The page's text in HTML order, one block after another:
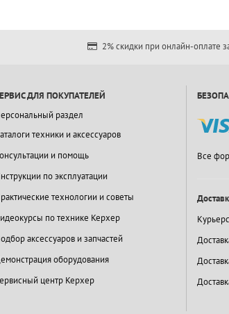
2% скидки при онлайн-оплате
ДЛЯ ПОКУПАТЕЛЕЙ
раздел
техники и аксессуаров
и помощь
по эксплуатации
технологии и советы
по технике Керхер
аксессуаров и запчастей
оборудования
центр Керхер
Все